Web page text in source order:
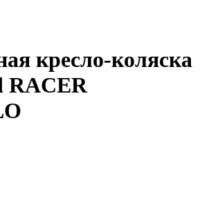
кресло-коляска
RACER